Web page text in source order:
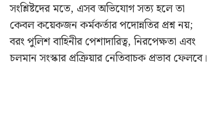
সংশ্লিষ্টদের মতে, এসব অভিযোগ সত্য হলে তা
কেবল কয়েকজন কর্মকর্তার পদোন্নতির প্রশ্ন নয়;
বরং পুলিশ বাহিনীর পেশাদারিত্ব, নিরপেক্ষতা এবং
চলমান সংস্কার প্রক্রিয়ার নেতিবাচক প্রভাব ফেলবে।